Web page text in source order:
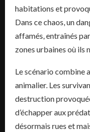
habitations et
Dans ce chaos, un
affamés, entraînés
zones urbaines où ils
Le scénario combine
animalier. Les
destruction
d’échapper aux
désormais rues et